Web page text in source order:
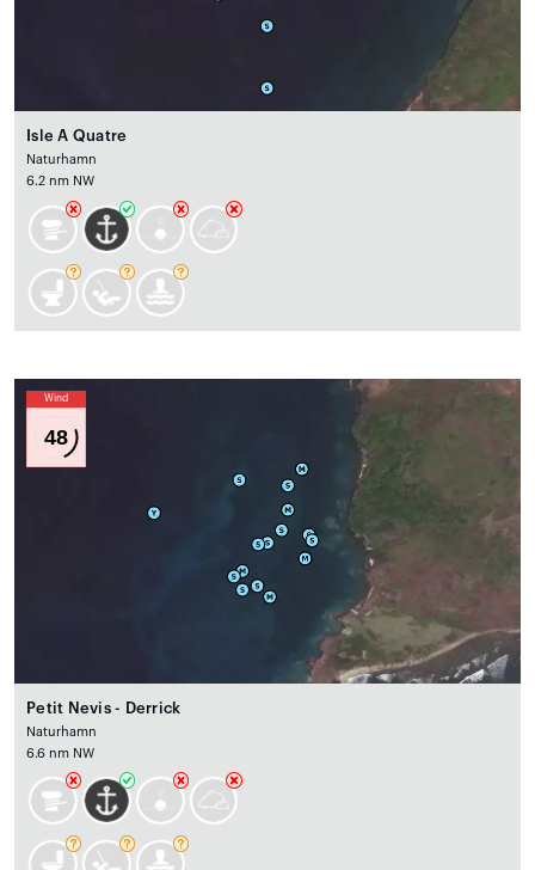
Isle A Quatre
Naturhamn
6.2 nm NW
Wind
48
Petit Nevis - Derrick
Naturhamn
6.6 nm NW